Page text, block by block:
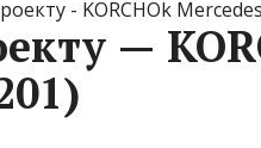
- KORCHOk
—